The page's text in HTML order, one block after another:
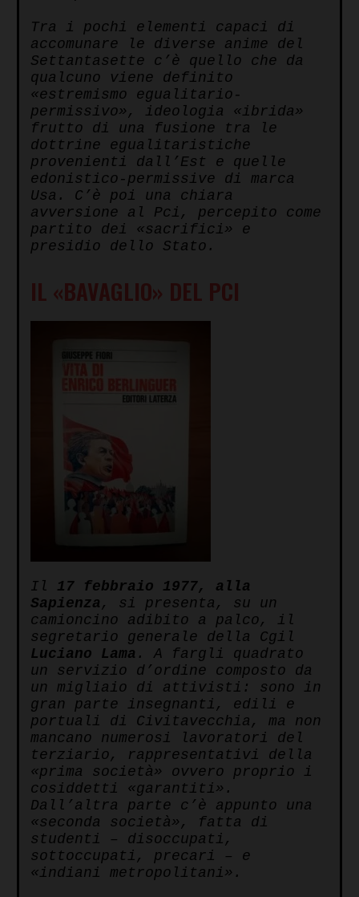
Tra i pochi elementi capaci di
accomunare le diverse anime del
Settantasette c’è quello che da
qualcuno viene definito
«estremismo egualitario-
permissivo», ideologia «ibrida»
frutto di una fusione tra le
dottrine egualitaristiche
provenienti dall’Est e quelle
edonistico-permissive di marca
Usa. C’è poi una chiara
avversione al Pci, percepito come
partito dei «sacrifici» e
presidio dello Stato.
IL «BAVAGLIO» DEL PCI
Il 17 febbraio 1977, alla
Sapienza , si presenta, su un
camioncino adibito a palco, il
segretario generale della Cgil
Luciano Lama . A fargli quadrato
un servizio d’ordine composto da
un migliaio di attivisti: sono in
gran parte insegnanti, edili e
portuali di Civitavecchia, ma non
mancano numerosi lavoratori del
terziario, rappresentativi della
«prima società» ovvero proprio i
cosiddetti «garantiti».
Dall’altra parte c’è appunto una
«seconda società», fatta di
studenti – disoccupati,
sottoccupati, precari – e
«indiani metropolitani».